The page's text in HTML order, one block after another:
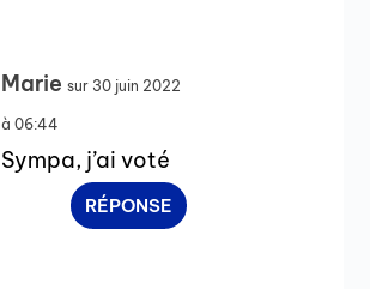
Marie sur 30 juin 2022
à 06:44
Sympa, j’ai voté
RÉPONSE